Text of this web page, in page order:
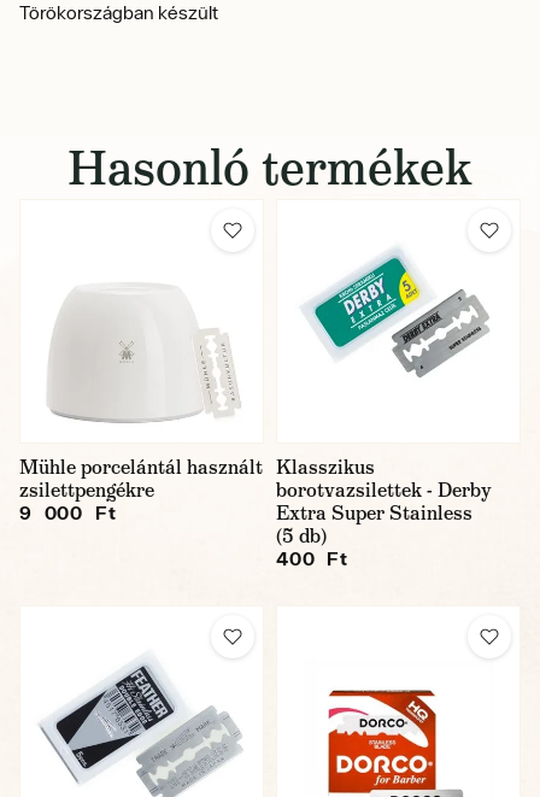
Törökországban készült
Hasonló termékek
Mühle porcelántál használt
zsilettpengékre
9 000 Ft
Klasszikus
borotvazsilettek - Derby
Extra Super Stainless
(5 db)
400 Ft